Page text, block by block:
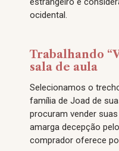
ocidental.
Trabalhando
sala de aula
Selecionamos o
família de Joad de
procuram vender
amarga decepção
comprador oferece